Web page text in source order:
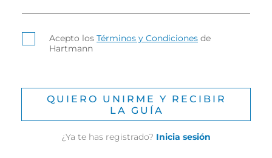
Acepto los Términos y Condiciones de
Hartmann
QUIERO UNIRME Y RECIBIR
LA GUÍA
¿Ya te has registrado? Inicia sesión